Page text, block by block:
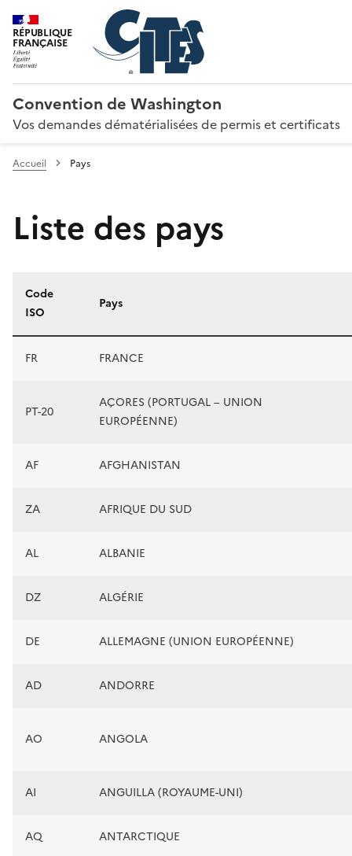
RÉPUBLIQUE
FRANÇAISE
Convention de Washington
Vos demandes dématérialisées de permis et certificats
Accueil Pays
Liste des pays
Liste des pays
Code
ISO
Pays
FR FRANCE
PT-20
AÇORES (PORTUGAL – UNION
EUROPÉENNE)
AF AFGHANISTAN
ZA AFRIQUE DU SUD
AL ALBANIE
DZ ALGÉRIE
DE ALLEMAGNE (UNION EUROPÉENNE)
AD ANDORRE
AO ANGOLA
AI ANGUILLA (ROYAUME-UNI)
AQ ANTARCTIQUE